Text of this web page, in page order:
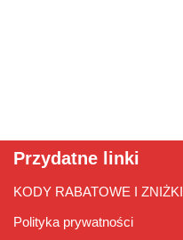
Przydatne linki
KODY RABATOWE I ZNIŻKI
Polityka prywatności